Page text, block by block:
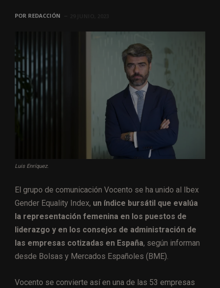
POR REDACCIÓN
Luis Enríquez.
El grupo de comunicación Vocento se ha unido al Ibex
Gender Equality Index, un índice bursátil que evalúa
la representación femenina en los puestos de
liderazgo y en los consejos de administración de
las empresas cotizadas en España, según informan
desde Bolsas y Mercados Españoles (BME).
Vocento se convierte así en una de las 53 empresas